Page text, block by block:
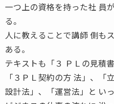
一つ上の資格を持った社 員
る。
人に教えることで講師 側も
ある。
テキストも「３ ＰＬの見積
「３ＰＬ契約の方 法」、「
設計法」、「運営法」と い